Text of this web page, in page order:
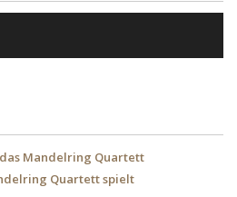
Mandelring Quartett
Quartett spielt